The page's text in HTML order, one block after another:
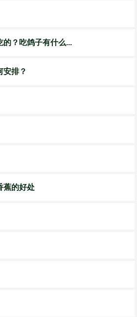
的？吃鸽子有什么...
安排？
蕉的好处